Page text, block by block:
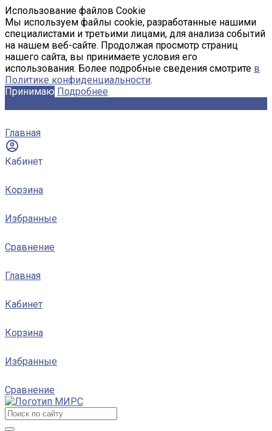
Использование файлов Cookie
Мы используем файлы cookie, разработанные нашими
специалистами и третьими лицами, для анализа событий
на нашем веб-сайте. Продолжая просмотр страниц
нашего сайта, вы принимаете условия его
использования. Более подробные сведения смотрите в
Политике конфиденциальности.
Принимаю Подробнее
Главная
Кабинет
Корзина
Избранные
Сравнение
Главная
Кабинет
Корзина
Избранные
Сравнение